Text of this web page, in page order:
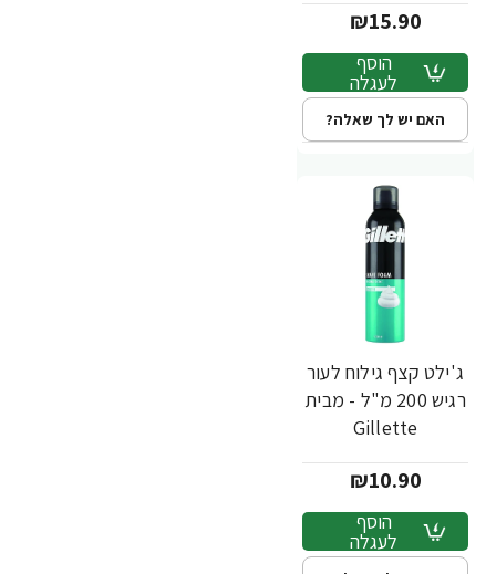
₪15.90
הוסף
לעגלה
האם יש לך שאלה?
ג'ילט קצף גילוח לעור
רגיש 200 מ"ל - מבית
Gillette
₪10.90
הוסף
לעגלה